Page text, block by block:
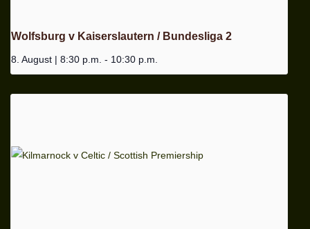
Wolfsburg v Kaiserslautern / Bundesliga 2
8. August | 8:30 p.m. - 10:30 p.m.